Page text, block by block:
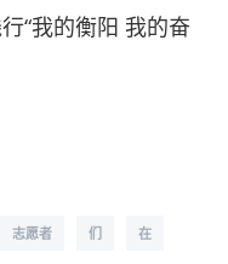
“我的衡阳 我的奋
志愿者 们 在